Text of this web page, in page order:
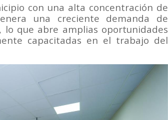
con una alta concentración de
una creciente demanda de
lo que abre amplias oportunidades
capacitadas en el trabajo del